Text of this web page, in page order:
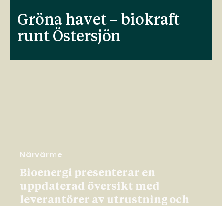
Gröna havet – biokraft
runt Östersjön
Närvärme
Bioenergi presenterar en
uppdaterad översikt med
leverantörer av utrustning och